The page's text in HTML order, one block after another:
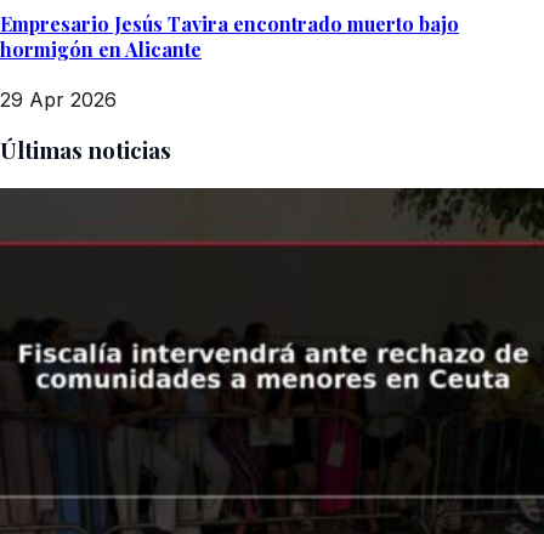
Empresario Jesús Tavira encontrado muerto bajo
hormigón en Alicante
29 Apr 2026
Últimas noticias